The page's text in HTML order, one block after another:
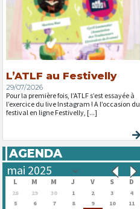
L’ATLF au Festivelly
29/07/2026
Pour la première fois, l’ATLF s’est essayée à
l’exercice du live Instagram ! A l’occasion du
festival en ligne Festivelly, [...]
AGENDA
L M M J V S D
28 29 30 1 2 3
4
5
6 7 8 9 10
11